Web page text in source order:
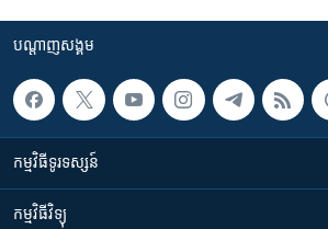
បណ្តាញ​សង្គម
កម្មវិធី​ទូរទស្សន៍
កម្មវិធី​វិទ្យុ